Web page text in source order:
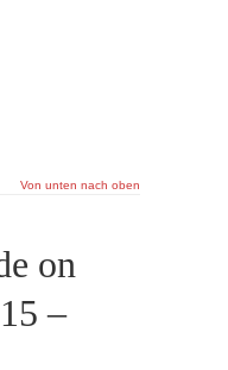
Von unten nach oben
on
–